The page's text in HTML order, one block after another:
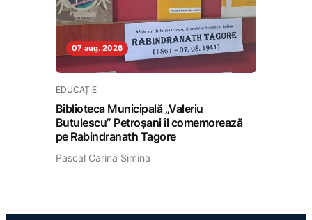
07 aug. 2026
EDUCAȚIE
Biblioteca Municipală „Valeriu
Butulescu” Petroșani îl comemorează
pe Rabindranath Tagore
Pascal Carina Simina